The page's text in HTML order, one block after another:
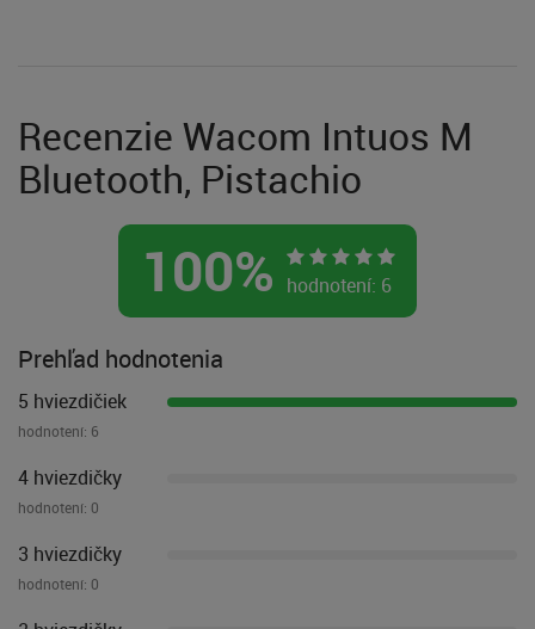
Recenzie Wacom Intuos M
Bluetooth, Pistachio
100% hodnotení: 6
Prehľad hodnotenia
5 hviezdičiek
hodnotení: 6
4 hviezdičky
hodnotení: 0
3 hviezdičky
hodnotení: 0